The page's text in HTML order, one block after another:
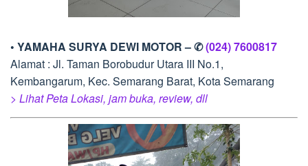
• YAMAHA SURYA DEWI MOTOR – ✆(024) 7600817
Alamat : Jl. Taman Borobudur Utara III No.1,
Kembangarum, Kec. Semarang Barat, Kota Semarang
> Lihat Peta Lokasi, jam buka, review, dll